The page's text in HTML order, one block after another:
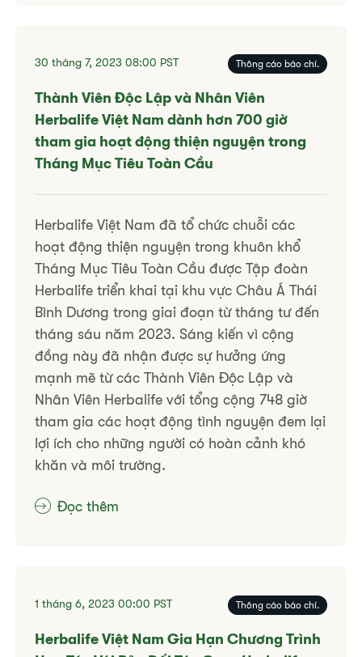
30 tháng 7, 202308:00 PST Thông cáo báo chí.
Thành Viên Độc Lập và Nhân Viên
Herbalife Việt Nam dành hơn 700 giờ
tham gia hoạt động thiện nguyện trong
Tháng Mục Tiêu Toàn Cầu
Herbalife Việt Nam đã tổ chức chuỗi các
hoạt động thiện nguyện trong khuôn khổ
Tháng Mục Tiêu Toàn Cầu được Tập đoàn
Herbalife triển khai tại khu vực Châu Á Thái
Bình Dương trong giai đoạn từ tháng tư đến
tháng sáu năm 2023. Sáng kiến vì cộng
đồng này đã nhận được sự hưởng ứng
mạnh mẽ từ các Thành Viên Độc Lập và
Nhân Viên Herbalife với tổng cộng 748 giờ
tham gia các hoạt động tình nguyện đem lại
lợi ích cho những người có hoàn cảnh khó
khăn và môi trường.
Đọc thêm
1 tháng 6, 202300:00 PST Thông cáo báo chí.
Herbalife Việt Nam Gia Hạn Chương Trình